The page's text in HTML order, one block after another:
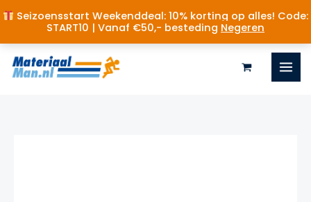
Seizoensstart Weekenddeal: 10% korting op alles! Code:
START10 | Vanaf €50,- besteding Negeren
Ga
naar
de
inhoud